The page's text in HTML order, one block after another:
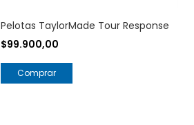
Pelotas TaylorMade Tour Response
$99.900,00
Comprar